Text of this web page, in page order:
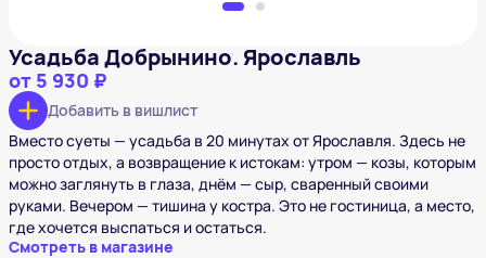
Усадьба Добрынино. Ярославль
от 5 930 ₽
Добавить в вишлист
Вместо суеты — усадьба в 20 минутах от Ярославля. Здесь не
просто отдых, а возвращение к истокам: утром — козы, которым
можно заглянуть в глаза, днём — сыр, сваренный своими
руками. Вечером — тишина у костра. Это не гостиница, а место,
где хочется выспаться и остаться.
Смотреть в магазине